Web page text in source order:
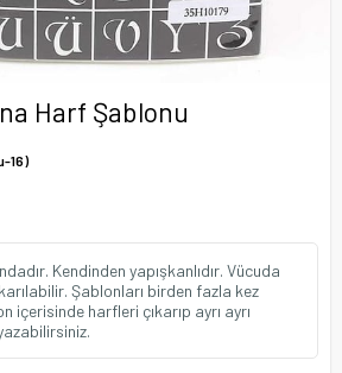
Harf Şablonu
16)
Kendinden yapışkanlıdır. Vücuda
Şablonları birden fazla kez
içerisinde harfleri çıkarıp ayrı ayrı